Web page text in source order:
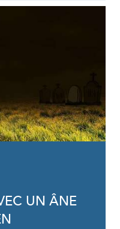
UN ÂNE